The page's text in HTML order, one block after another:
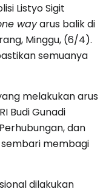
Listyo Sigit
wayarus balik di
Minggu, (6/4).
semuanya
melakukan arus
Budi Gunadi
dan
membagi
dilakukan